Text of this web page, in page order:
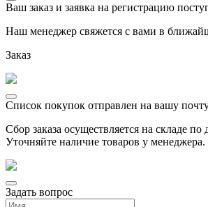
Ваш заказ и заявка на регистрацию
Наш менеджер свяжется с вами в
Заказ
Список покупок отправлен на вашу
Сбор заказа осуществляется на складе по
Уточняйте наличие товаров у менеджера.
Задать вопрос